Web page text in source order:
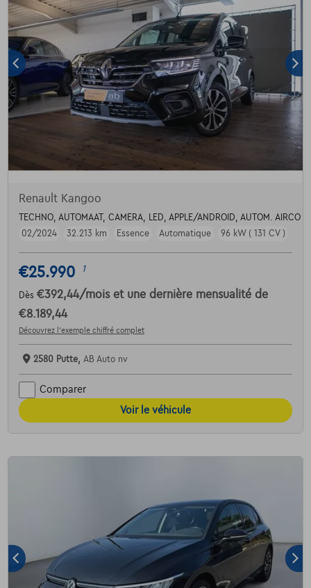
Renault Kangoo
TECHNO, AUTOMAAT, CAMERA, LED, APPLE/ANDROID, AUTOM. AIRCO
02/2024
32.213 km Essence Automatique 96 kW ( 131 CV )
€25.990 1
Dès €392,44/mois et une dernière mensualité de
€8.189,44
Découvrez l’exemple chiffré complet
2580 Putte, AB Auto nv
Comparer
Voir le véhicule